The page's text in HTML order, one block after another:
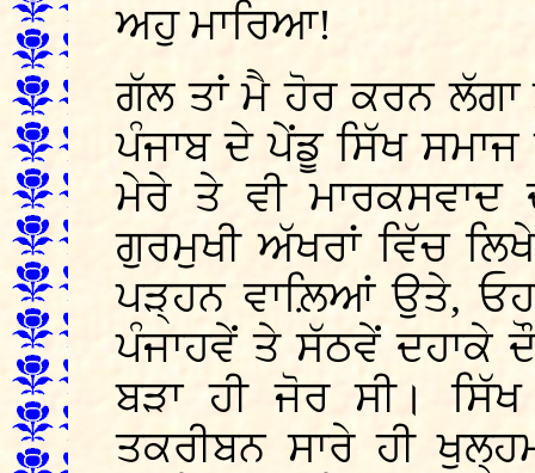
ਅਹੁ ਮਾਰਿਆ!
ਗੱਲ ਤਾਂ ਮੈ ਹੋਰ ਕਰਨ
ਪੰਜਾਬ ਦੇ ਪੇਂਡੂ ਸਿੱਖ ਸਮਾਜ
ਮੇਰੇ ਤੇ ਵੀ
ਗੁਰਮੁਖੀ ਅੱਖਰਾਂ ਵਿੱਚ
ਪੜ੍ਹਨ ਵਾਲ਼ਿਆਂ ਉਤੇ,
ਪੰਜਾਹਵੇਂ ਤੇ ਸੱਠਵੇਂ ਦਹਾਕੇ
ਬੜਾ ਹੀ ਜੋਰ ਸੀ।
ਤਕਰੀਬਨ ਸਾਰੇ ਹੀ